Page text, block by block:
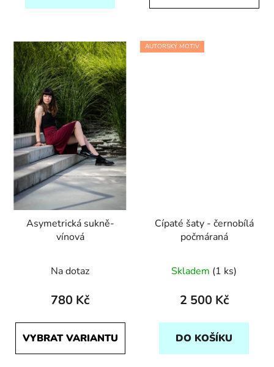
Asymetrická sukně-
vínová
Na dotaz
780 Kč
VYBRAT VARIANTU
AUTORSKÝ MOTIV
Cípaté šaty - černobílá
počmáraná
Skladem (1 ks)
2 500 Kč
DO KOŠÍKU